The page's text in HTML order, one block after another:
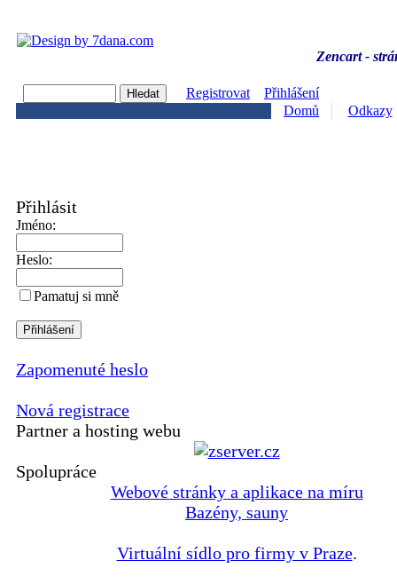
Zencart -
Registrovat
Přihlášení
Domů
Odkazy
Přihlásit
Jméno:
Heslo:
Pamatuj si mně
Zapomenuté heslo
Nová registrace
Partner a hosting webu
Spolupráce
Webové stránky a aplikace na míru
Bazény, sauny
Virtuální sídlo pro firmy v Praze.